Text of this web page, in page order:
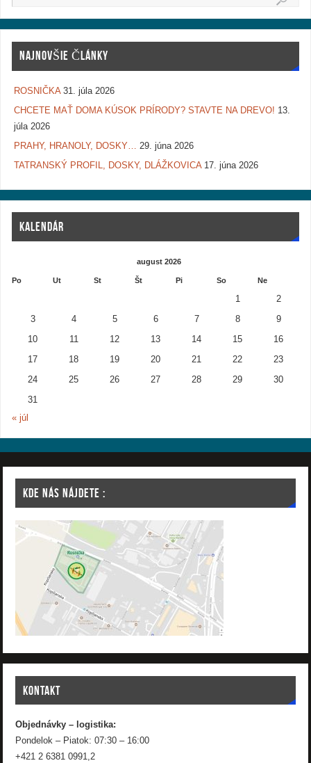
NAJNOVŠIE ČLÁNKY
ROSNIČKA 31. júla 2026
CHCETE MAŤ DOMA KÚSOK PRÍRODY? STAVTE NA DREVO! 13.
júla 2026
PRAHY, HRANOLY, DOSKY… 29. júna 2026
TATRANSKÝ PROFIL, DOSKY, DLÁŽKOVICA 17. júna 2026
KALENDÁR
august 2026
Po Ut St Št Pi So Ne
1 2
3 4 5 6 7 8 9
10 11 12 13 14 15 16
17 18 19 20 21 22 23
24 25 26 27 28 29 30
31
« júl
KDE NÁS NÁJDETE :
KONTAKT
Objednávky – logistika:
Pondelok – Piatok: 07:30 – 16:00
+421 2 6381 0991,2